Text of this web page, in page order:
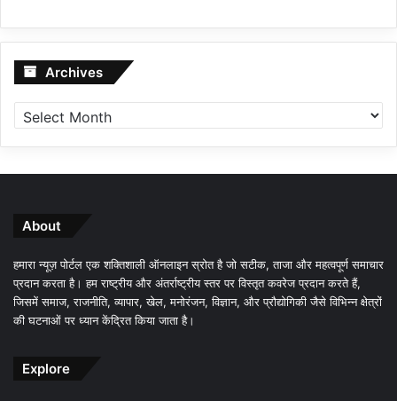
Archives Archives
About
हमारा न्यूज़ पोर्टल एक शक्तिशाली ऑनलाइन स्रोत है जो सटीक, ताजा और महत्वपूर्ण समाचार
प्रदान करता है। हम राष्ट्रीय और अंतर्राष्ट्रीय स्तर पर विस्तृत कवरेज प्रदान करते हैं,
जिसमें समाज, राजनीति, व्यापार, खेल, मनोरंजन, विज्ञान, और प्रौद्योगिकी जैसे विभिन्न क्षेत्रों
की घटनाओं पर ध्यान केंद्रित किया जाता है।
Explore